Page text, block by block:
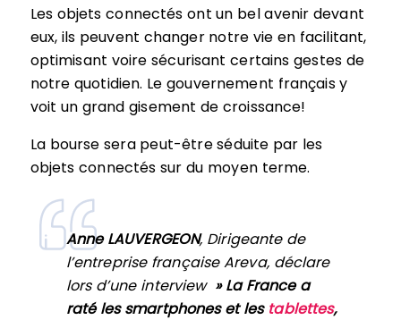
Les objets connectés ont un bel avenir devant
eux, ils peuvent changer notre vie en facilitant,
optimisant voire sécurisant certains gestes de
notre quotidien. Le gouvernement français y
voit un grand gisement de croissance!
La bourse sera peut-être séduite par les
objets connectés sur du moyen terme.
Anne LAUVERGEON, Dirigeante de
l’entreprise française Areva, déclare
lors d’une interview » La France a
raté les smartphones et les tablettes,